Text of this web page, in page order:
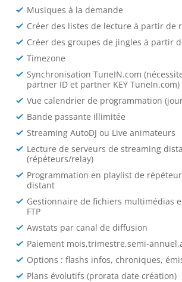
Musiques à la demande
Créer des listes de lecture à partir de
Créer des groupes de jingles à partir
Timezone
Synchronisation TuneIN.com
partner ID et partner KEY TuneIn.com)
Vue calendrier de programmation
Bande passante illimitée
Streaming AutoDJ ou Live animateurs
Lecture de serveurs de streaming
(répéteurs/relay)
Programmation en playlist de
distant
Gestionnaire de fichiers multimédias
FTP
Awstats par canal de diffusion
Paiement mois,trimestre,semi-
Options : flashs infos, chroniques,
Plans évolutifs (prorata date création)